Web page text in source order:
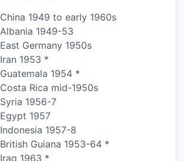
China 1949 to early 1960s
Albania 1949-53
East Germany 1950s
Iran 1953 *
Guatemala 1954 *
Costa Rica mid-1950s
Syria 1956-7
Egypt 1957
Indonesia 1957-8
British Guiana 1953-64 *
Iraq 1963 *